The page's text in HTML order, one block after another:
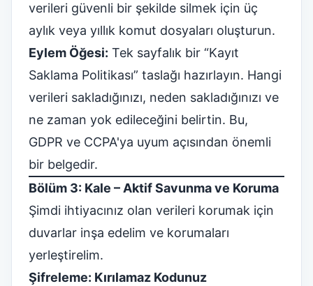
verileri güvenli bir şekilde silmek için üç
aylık veya yıllık komut dosyaları oluşturun.
Eylem Öğesi: Tek sayfalık bir “Kayıt
Saklama Politikası” taslağı hazırlayın. Hangi
verileri sakladığınızı, neden sakladığınızı ve
ne zaman yok edileceğini belirtin. Bu,
GDPR ve CCPA'ya uyum açısından önemli
bir belgedir.
Bölüm 3: Kale – Aktif Savunma ve Koruma
Şimdi ihtiyacınız olan verileri korumak için
duvarlar inşa edelim ve korumaları
yerleştirelim.
Şifreleme: Kırılamaz Kodunuz